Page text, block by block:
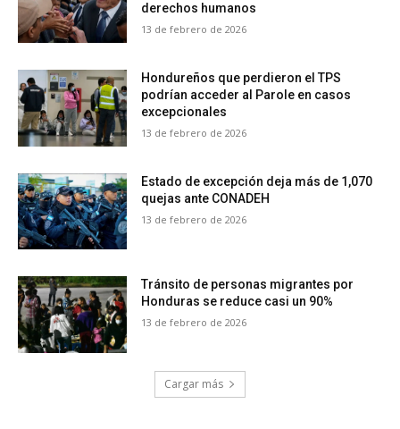
derechos humanos
13 de febrero de 2026
Hondureños que perdieron el TPS
podrían acceder al Parole en casos
excepcionales
13 de febrero de 2026
Estado de excepción deja más de 1,070
quejas ante CONADEH
13 de febrero de 2026
Tránsito de personas migrantes por
Honduras se reduce casi un 90%
13 de febrero de 2026
Cargar más